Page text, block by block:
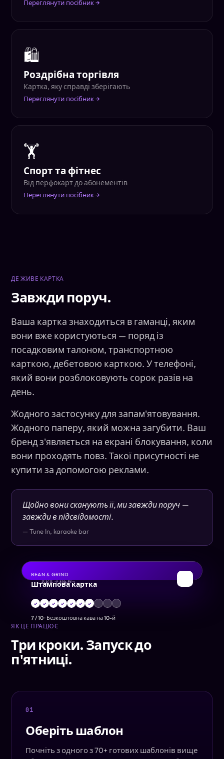
Переглянути посібник →
🛍
Роздрібна торгівля
Картка, яку справді зберігають
Переглянути посібник →
🏋
Спорт та фітнес
Від перфокарт до абонементів
Переглянути посібник →
ДЕ ЖИВЕ КАРТКА
Завжди поруч.
Ваша картка знаходиться в гаманці, яким
вони вже користуються — поряд із
посадковим талоном, транспортною
карткою, дебетовою карткою. У телефоні,
який вони розблоковують сорок разів на
день.
Жодного застосунку для запам'ятовування.
Жодного паперу, який можна загубити. Ваш
бренд з'являється на екрані блокування, коли
вони проходять повз. Такої присутності не
купити за допомогою реклами.
Щойно вони сканують її, ми завжди поруч —
завжди в підсвідомості.
— Tune In, karaoke bar
ПОСАДКОВИЙ ТАЛОН
KRK → BCN
✈
ДЕБЕТОВА
•••• 4821
BEAN & GRIND
Штампова картка
✓ ✓ ✓ ✓ ✓ ✓ ✓
7 /10 Безкоштовна кава на 10-й
ЯК ЦЕ ПРАЦЮЄ
Три кроки. Запуск до
п'ятниці.
01
Оберіть шаблон
Почніть з одного з 70+ готових шаблонів вище